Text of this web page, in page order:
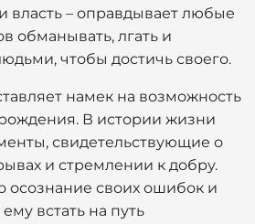
власть – оправдывает любые
обманывать, лгать и
чтобы достичь своего.
намек на возможность
В истории жизни
свидетельствующие о
и стремлении к добру.
своих ошибок и
встать на путь